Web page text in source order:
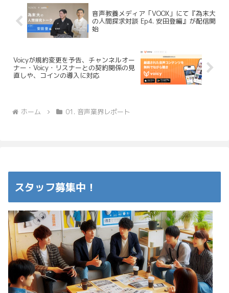
音声教養メディア「VOOX」にて『為末大
の人間探求対談 Ep4. 安田登編』が配信開
始
Voicyが規約変更を予告、チャンネルオー
ナー・Voicy・リスナーとの契約関係の見
直しや、コインの導入に対応
ホーム 01. 音声業界レポート
スタッフ募集中！